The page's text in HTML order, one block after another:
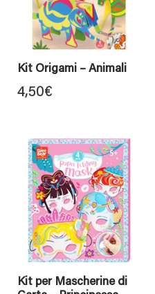
Kit Origami – Animali
4,50€
Kit per Mascherine di